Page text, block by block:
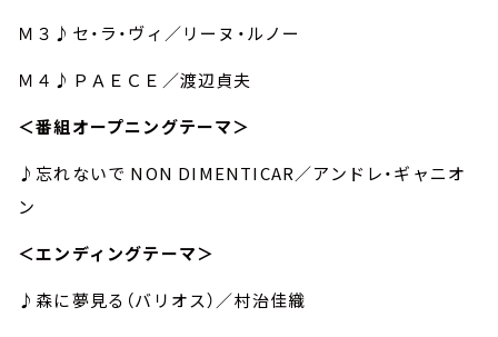
Ｍ３♪セ・ラ・ヴィ／リーヌ・ルノー
Ｍ４♪ＰＡＥＣＥ／渡辺貞夫
＜番組オープニングテーマ＞
♪忘れないで NON DIMENTICAR／アンドレ・ギャニオ
ン
＜エンディングテーマ＞
♪森に夢見る（バリオス）／村治佳織